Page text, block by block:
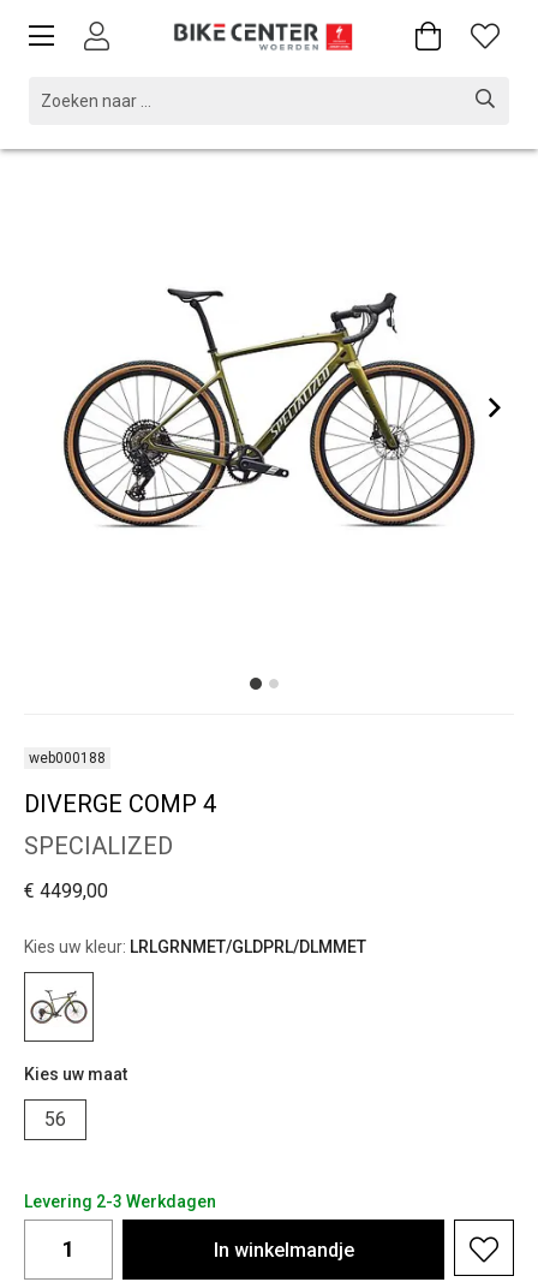
web000188
DIVERGE COMP 4
SPECIALIZED
€ 4499,00
Kies uw kleur: LRLGRNMET/GLDPRL/DLMMET
Kies uw maat
56
Levering 2-3 Werkdagen
In winkelmandje